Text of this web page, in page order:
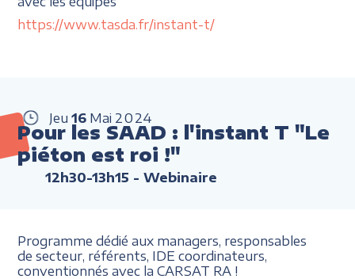
https://www.tasda.fr/instant-t/
Jeu 16 Mai 2024
Pour les SAAD : l'instant T "Le
piéton est roi !"
12h30-13h15 - Webinaire
Programme dédié aux managers, responsables
de secteur, référents, IDE coordinateurs,
conventionnés avec la CARSAT RA !